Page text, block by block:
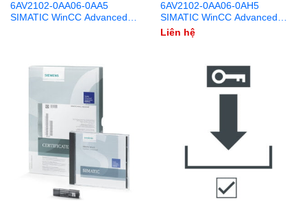
6AV2102-0AA06-0AA5
SIMATIC WinCC Advanced
6AV2102-0AA06-0AH5
SIMATIC WinCC Advanced
V16 Download
Liên hệ